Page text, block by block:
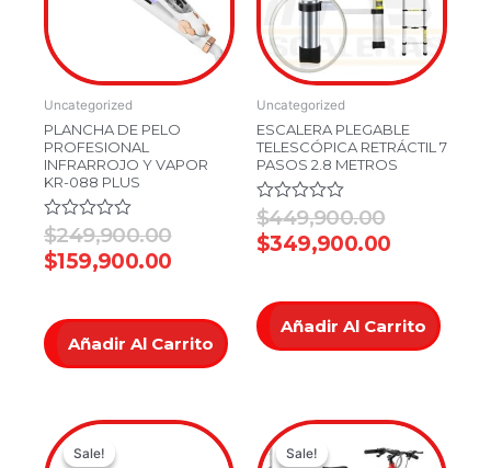
Uncategorized
PLANCHA DE PELO
PROFESIONAL
INFRARROJO Y VAPOR
KR-088 PLUS
Valorado
en
0
$249,900.00
$159,900.00
Añadir Al Carrito
Uncategorized
ESCALERA PLEGABLE
TELESCÓPICA RETRÁCTIL 7
PASOS 2.8 METROS
Valorado
en
0
$449,900.00
$349,900.00
Añadir Al Carrito
Sale!
Sale!
Original
price
Current
price
Sale!
Sale!
Original
price
Current
price